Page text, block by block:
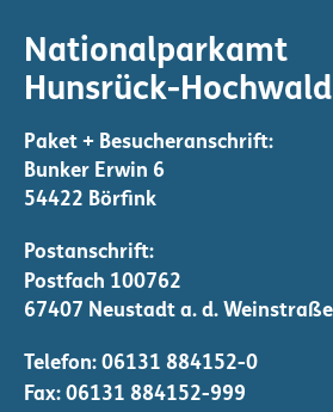
Nationalparkamt
Hunsrück-Hochwald
Bunker Erwin 6
54422 Börfink
Telefon: 06131 884152-0
Fax: 06131 884152-999